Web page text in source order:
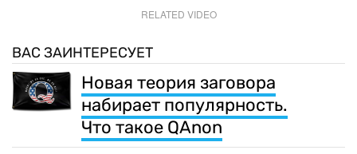
RELATED VIDEO
ВАС ЗАИНТЕРЕСУЕТ
Новая теория заговора
набирает популярность.
Что такое QAnon